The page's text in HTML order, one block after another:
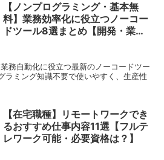
【ノンプログラミング・基本無
料】業務効率化に役立つノーコー
ドツール8選まとめ【開発・業務
務自動化に役立つ最新のノーコードツー
ラミング知識不要で使いやすく、生産性
【在宅職種】リモートワークでき
るおすすめ仕事内容11選【フルテ
レワーク可能・必要資格は？】